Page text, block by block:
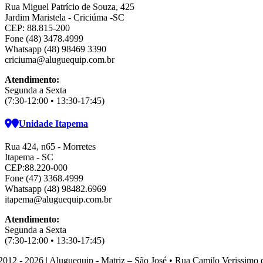
Rua Miguel Patrício de Souza, 425
Jardim Maristela - Criciúma -SC
CEP: 88.815-200
Fone (48) 3478.4999
Whatsapp (48) 98469 3390
criciuma@aluguequip.com.br
Atendimento:
Segunda a Sexta
(7:30-12:00 • 13:30-17:45)
Unidade Itapema
Rua 424, n65 - Morretes
Itapema - SC
CEP:88.220-000
Fone (47) 3368.4999
Whatsapp (48) 98482.6969
itapema@aluguequip.com.br
Atendimento:
Segunda a Sexta
(7:30-12:00 • 13:30-17:45)
- 2026 | Aluguequip - Matriz – São José • Rua Camilo Verissimo